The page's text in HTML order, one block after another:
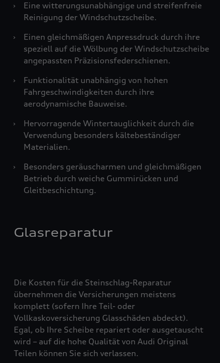
›
Eine witterungsunabhängige und streifenfreie
Reinigung der Windschutzscheibe.
›
Einen gleichmäßigen Anpressdruck durch ihre
speziell auf die Wölbung der Windschutzscheibe
angepassten Präzisionsfederschienen.
›
Funktionalität unabhängig von hohen
Fahrgeschwindigkeiten durch ihre
aerodynamische Bauweise.
›
Hervorragende Wintertauglichkeit durch die
Verwendung besonders kältebeständiger
Materialien.
›
Besonders geräuscharmen und gleichmäßigen
Betrieb durch weiche Gummirücken und
Gleitbeschichtung.
Glasreparatur
Die Kosten für die Steinschlag-Reparatur
übernehmen die Versicherungen meistens
komplett (sofern Ihre Teil- oder
Vollkaskoversicherung Glasschäden abdeckt).
Egal, ob Ihre Scheibe repariert oder ausgetauscht
wird – auf die hohe Qualität von Audi Original
Teilen können Sie sich verlassen.